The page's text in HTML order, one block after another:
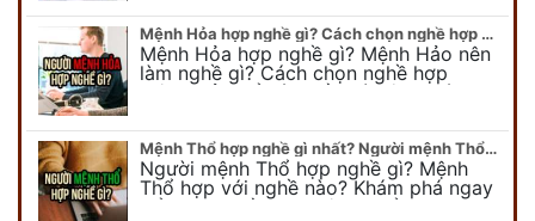
Mệnh Hỏa hợp nghề gì? Cách chọn nghề hợp mệnh Hỏa hút nhiều tài lộc
Mệnh Hỏa hợp nghề gì? Mệnh Hảo nên
làm nghề gì? Cách chọn nghề hợp
mệnh Hỏa để hút nhiều tài lộc. Giúp
Mệnh Thổ hợp nghề gì nhất? Người mệnh Thổ kỵ nghề gì?
Người mệnh Thổ hợp nghề gì? Mệnh
Thổ hợp với nghề nào? Khám phá ngay
để chọn nghề hợp mệnh Thổ. Cũng như